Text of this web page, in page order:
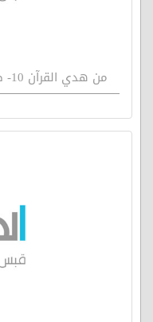
من هدي القرآن 10- ضرورة الهداية العامة